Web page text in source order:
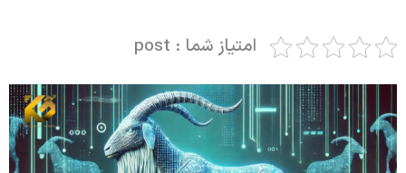
امتیاز شما : post